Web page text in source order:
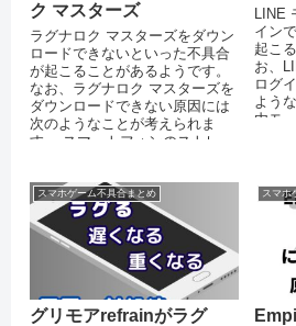
ク マスターズ
ラグナロク マスターズをダウン
ロードできないといった不具合
が起こることがあるようです。
なお、ラグナロク マスターズを
ダウンロードできない原因には
次のようなことが考えられま
す。 スマートフォンのストレー
LINE
イン
起こ
お、
ログ
よう
内モ
スマホゲーム不具合まとめ
グリモアrefrainがラグ
スマホ